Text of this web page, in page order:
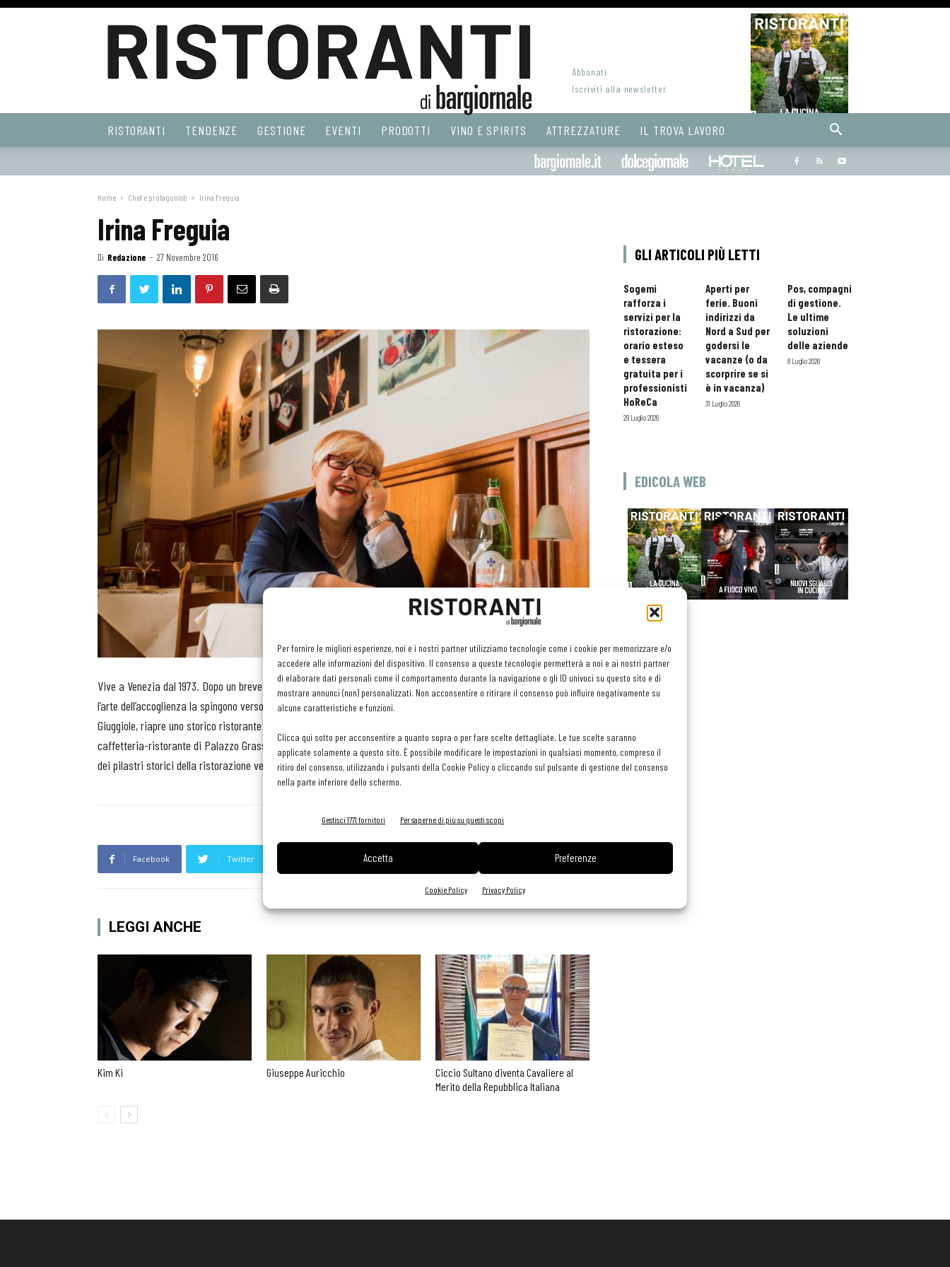
Per fornire le migliori esperienze, noi e i nostri partner utilizziamo tecnologie come i cookie per memorizzare e/o
accedere alle informazioni del dispositivo. Il consenso a queste tecnologie permetterà a noi e ai nostri partner
di elaborare dati personali come il comportamento durante la navigazione o gli ID univoci su questo sito e di
mostrare annunci (non) personalizzati. Non acconsentire o ritirare il consenso può influire negativamente su
alcune caratteristiche e funzioni.
Clicca qui sotto per acconsentire a quanto sopra o per fare scelte dettagliate. Le tue scelte saranno
applicate solamente a questo sito. È possibile modificare le impostazioni in qualsiasi momento, compreso il
ritiro del consenso, utilizzando i pulsanti della Cookie Policy o cliccando sul pulsante di gestione del consenso
nella parte inferiore dello schermo.
Gestisci 1771 fornitori Per saperne di più su questi scopi
Accetta Preferenze
Cookie Policy Privacy Policy
Web
Abbonati
Iscriviti alla newsletter
RISTORANTI TENDENZE GESTIONE EVENTI PRODOTTI VINO E SPIRITS ATTREZZATURE IL TROVA LAVORO
Bargiornale dolcegiornale
Home Chef e protagonisti Irina Freguia
Irina Freguia
Di Redazione - 27 Novembre 2016
Vive a Venezia dal 1973. Dopo un breve periodo di lavoro in ufficio, la passione per la cucina, la cultura veneziana e
l’arte dell’accoglienza la spingono verso nuovi orizzonti. Dopo il Bar Sottosopra, il CrePizza, e il ristorante Brodo di
Giuggiole, riapre uno storico ristorante di Rialto, chiuso da tempo: nasce il Vecio Fritolin. Nel frattempo, segue la
caffetteria-ristorante di Palazzo Grassi, oltre a importanti catering e cene di gala, fino al 2011. È considerata uno
dei pilastri storici della ristorazione veneziana.
Facebook Twitter
LEGGI ANCHE
Kim Ki Giuseppe Auricchio
Ciccio Sultano diventa Cavaliere al
Merito della Repubblica Italiana
GLI ARTICOLI PIÙ LETTI
Sogemi
rafforza i
servizi per la
ristorazione:
orario esteso
e tessera
gratuita per i
professionisti
HoReCa
29 Luglio 2026
Aperti per
ferie. Buoni
indirizzi da
Nord a Sud per
godersi le
vacanze (o da
scorprire se si
è in vacanza)
31 Luglio 2026
Pos, compagni
di gestione.
Le ultime
soluzioni
delle aziende
8 Luglio 2026
EDICOLA WEB